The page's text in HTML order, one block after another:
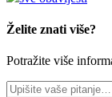
Želite znati više?
Potražite više